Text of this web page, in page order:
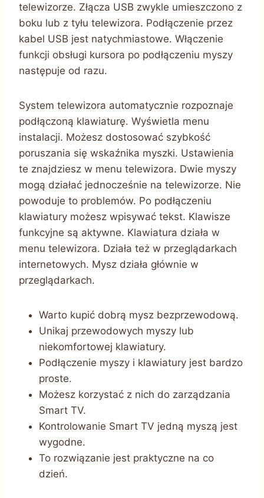
telewizorze. Złącza USB zwykle umieszczono z
boku lub z tyłu telewizora. Podłączenie przez
kabel USB jest natychmiastowe. Włączenie
funkcji obsługi kursora po podłączeniu myszy
następuje od razu.
System telewizora automatycznie rozpoznaje
podłączoną klawiaturę. Wyświetla menu
instalacji. Możesz dostosować szybkość
poruszania się wskaźnika myszki. Ustawienia
te znajdziesz w menu telewizora. Dwie myszy
mogą działać jednocześnie na telewizorze. Nie
powoduje to problemów. Po podłączeniu
klawiatury możesz wpisywać tekst. Klawisze
funkcyjne są aktywne. Klawiatura działa w
menu telewizora. Działa też w przeglądarkach
internetowych. Mysz działa głównie w
przeglądarkach.
Warto kupić dobrą mysz bezprzewodową.
Unikaj przewodowych myszy lub
niekomfortowej klawiatury.
Podłączenie myszy i klawiatury jest bardzo
proste.
Możesz korzystać z nich do zarządzania
Smart TV.
Kontrolowanie Smart TV jedną myszą jest
wygodne.
To rozwiązanie jest praktyczne na co
dzień.